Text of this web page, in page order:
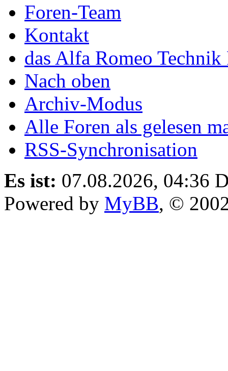
Foren-Team
Kontakt
das Alfa Romeo Technik
Nach oben
Archiv-Modus
Alle Foren als gelesen
RSS-Synchronisation
Es ist: 07.08.2026, 04:36
Powered by MyBB, ©